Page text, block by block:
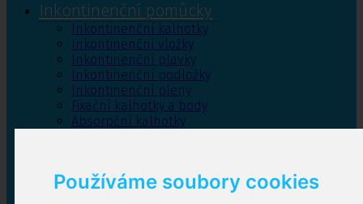
Používáme soubory cookies
Inkontinenční pomůcky
Inkontinenční kalhotky
Inkontinenční vložky
Inkontinenční plavky
Inkontinenční podložky
Inkontinenční pleny
Fixační kalhotky a body
Absorpční kalhotky